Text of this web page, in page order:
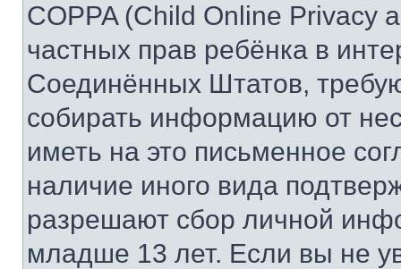
COPPA (Child Online Privacy
частных прав ребёнка в
Соединённых Штатов,
собирать информацию от
иметь на это письменное
наличие иного вида
разрешают сбор личной
младше 13 лет. Если вы не